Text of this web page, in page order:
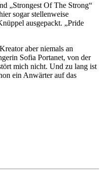
„Strongest Of The Strong“
sogar stellenweise
ausgepackt. „Pride
aber niemals an
Sofia Portanet, von der
mich nicht. Und zu lang ist
ein Anwärter auf das